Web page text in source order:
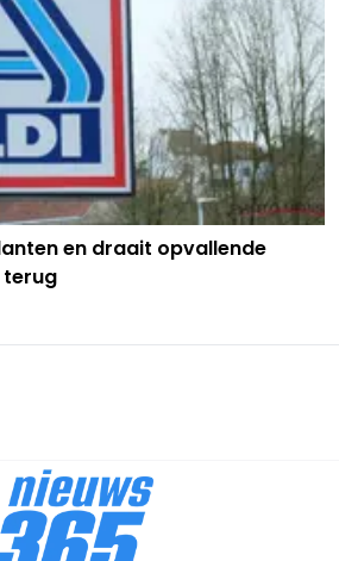
en draait opvallende
terug